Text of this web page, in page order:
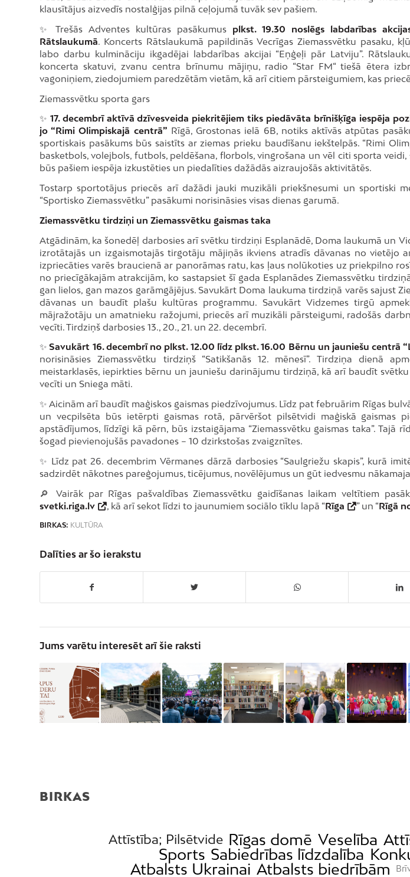
klausītājus aizvedīs nostalģijas pilnā ceļojumā tuvāk sev pašiem.
✨ Trešās Adventes kultūras pasākumus plkst. 19.30 noslēgs labdarības
Rātslaukumā. Koncerts Rātslaukumā papildinās Vecrīgas Ziemassvētku pasaku,
labo darbu kulmināciju ikgadējai labdarības akcijai “Eņģeļi pār Latviju”.
koncerta skatuvi, zvanu centra brīnumu mājiņu, radio “Star FM“ tiešā ētera
vagoniņiem, ziedojumiem paredzētām vietām, kā arī citiem pārsteigumiem, kas
Ziemassvētku sporta gars
✨ 17. decembrī aktīvā dzīvesveida piekritējiem tiks piedāvāta brīnišķīga iespēja
jo “Rimi Olimpiskajā centrā” Rīgā, Grostonas ielā 6B, notiks aktīvās atpūtas
sportiskais pasākums būs saistīts ar ziemas prieku baudīšanu iekštelpās. “Rimi
basketbols, volejbols, futbols, peldēšana, florbols, vingrošana un vēl citi sporta
būs pašiem iespēja izkustēties un piedalīties dažādās aizraujošās aktivitātēs.
Tostarp sportotājus priecēs arī dažādi jauki muzikāli priekšnesumi un sportiski
“Sportisko Ziemassvētku” pasākumi norisināsies visas dienas garumā.
Ziemassvētku tirdziņi un Ziemassvētku gaismas taka
Atgādinām, ka šonedēļ darbosies arī svētku tirdziņi Esplanādē, Doma laukumā un
izrotātajās un izgaismotajās tirgotāju mājiņās ikviens atradīs dāvanas no vietējo
izpriecāties varēs braucienā ar panorāmas ratu, kas ļaus nolūkoties uz priekpilno
no priecīgākajām atrakcijām, ko sastapsiet šī gada Esplanādes Ziemassvētku
gan lielos, gan mazos garāmgājējus. Savukārt Doma laukuma tirdziņā varēs sajust
dāvanas un baudīt plašu kultūras programmu. Savukārt Vidzemes tirgū
mājražotāju un amatnieku ražojumi, priecēs arī muzikāli pārsteigumi, radošās
vecīti. Tirdziņš darbosies 13., 20., 21. un 22. decembrī.
✨Savukārt 16. decembrī no plkst. 12.00 līdz plkst. 16.00 Bērnu un jauniešu centrā
norisināsies Ziemassvētku tirdziņš “Satikšanās 12. mēnesī”. Tirdziņa dienā
meistarklasēs, iepirkties bērnu un jauniešu darinājumu tirdziņā, kā arī baudīt
vecīti un Sniega māti.
✨ Aicinām arī baudīt maģiskos gaismas piedzīvojumus. Līdz pat februārim Rīgas
un vecpilsēta būs ietērpti gaismas rotā, pārvēršot pilsētvidi maģiskā gaismas
apstādījumos, līdzīgi kā pērn, būs izstaigājama “Ziemassvētku gaismas taka”. Tajā
šogad pievienojušās pavadones – 10 dzirkstošas zvaigznītes.
✨ Līdz pat 26. decembrim Vērmanes dārzā darbosies “Saulgriežu skapis”, kurā
sadzirdēt nākotnes pareģojumus, ticējumus, novēlējumus un gūt iedvesmu
🔎 Vairāk par Rīgas pašvaldības Ziemassvētku gaidīšanas laikam veltītiem
svetki.riga.lv
, kā arī sekot līdzi to jaunumiem sociālo tīklu lapā “Rīga ” un “Rīgā
BIRKAS: KULTŪRA
Dalīties ar šo ierakstu
Jums varētu interesēt arī šie raksti
BIRKAS
Attīstība; Pilsētvide Rīgas domē Veselība
Sports Sabiedrības līdzdalība
Atbalsts Ukrainai Atbalsts biedrībām